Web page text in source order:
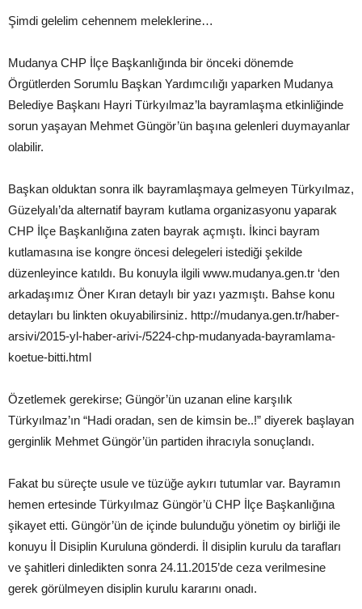
Şimdi gelelim cehennem meleklerine…
Mudanya CHP İlçe Başkanlığında bir önceki dönemde
Örgütlerden Sorumlu Başkan Yardımcılığı yaparken Mudanya
Belediye Başkanı Hayri Türkyılmaz’la bayramlaşma etkinliğinde
sorun yaşayan Mehmet Güngör’ün başına gelenleri duymayanlar
olabilir.
Başkan olduktan sonra ilk bayramlaşmaya gelmeyen Türkyılmaz,
Güzelyalı’da alternatif bayram kutlama organizasyonu yaparak
CHP İlçe Başkanlığına zaten bayrak açmıştı. İkinci bayram
kutlamasına ise kongre öncesi delegeleri istediği şekilde
düzenleyince katıldı. Bu konuyla ilgili www.mudanya.gen.tr ‘den
arkadaşımız Öner Kıran detaylı bir yazı yazmıştı. Bahse konu
detayları bu linkten okuyabilirsiniz. http://mudanya.gen.tr/haber-
arsivi/2015-yl-haber-arivi-/5224-chp-mudanyada-bayramlama-
koetue-bitti.html
Özetlemek gerekirse; Güngör’ün uzanan eline karşılık
Türkyılmaz’ın “Hadi oradan, sen de kimsin be..!” diyerek başlayan
gerginlik Mehmet Güngör’ün partiden ihracıyla sonuçlandı.
Fakat bu süreçte usule ve tüzüğe aykırı tutumlar var. Bayramın
hemen ertesinde Türkyılmaz Güngör’ü CHP İlçe Başkanlığına
şikayet etti. Güngör’ün de içinde bulunduğu yönetim oy birliği ile
konuyu İl Disiplin Kuruluna gönderdi. İl disiplin kurulu da tarafları
ve şahitleri dinledikten sonra 24.11.2015’de ceza verilmesine
gerek görülmeyen disiplin kurulu kararını onadı.